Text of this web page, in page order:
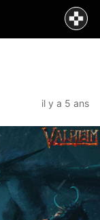
il y a 5 ans